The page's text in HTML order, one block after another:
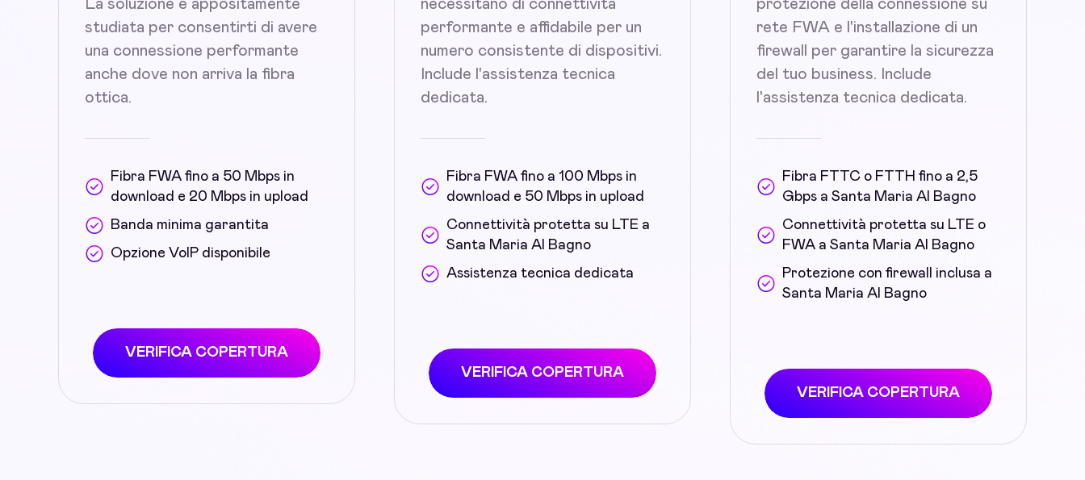
La soluzione è appositamente
studiata per consentirti di avere
una connessione performante
anche dove non arriva la fibra
ottica.
Fibra FWA fino a 50 Mbps in
download e 20 Mbps in upload
Banda minima garantita
Opzione VoIP disponibile
VERIFICA COPERTURA
necessitano di connettività
performante e affidabile per un
numero consistente di dispositivi.
Include l'assistenza tecnica
dedicata.
Fibra FWA fino a 100 Mbps in
download e 50 Mbps in upload
Connettività protetta su LTE a
Santa Maria Al Bagno
Assistenza tecnica dedicata
VERIFICA COPERTURA
protezione della connessione su
rete FWA e l'installazione di un
firewall per garantire la sicurezza
del tuo business. Include
l'assistenza tecnica dedicata.
Fibra FTTC o FTTH fino a 2,5
Gbps a Santa Maria Al Bagno
Connettività protetta su LTE o
FWA a Santa Maria Al Bagno
Protezione con firewall inclusa a
Santa Maria Al Bagno
VERIFICA COPERTURA